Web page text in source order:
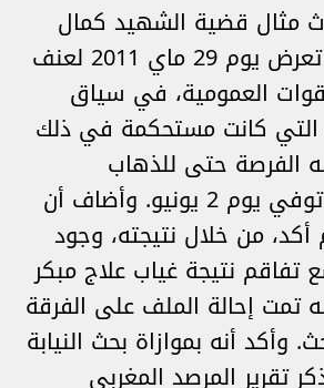
مثال قضية الشهيد كمال
عماري، قائلا إنه تعرض يوم 29 ماي 2011 لعنف
العمومية، في سياق
التي كانت مستحكمة في ذلك
الفرصة حتى للذهاب
للمستشفى، ثم توفي يوم 2 يونيو. وأضاف أن
أكد، من خلال نتيجته، وجود
تفاقم نتيجة غياب علاج مبكر
تمت إحالة الملف على الفرقة
وأكد أنه بموازاة بحث النيابة
تقرير المرصد المغربي